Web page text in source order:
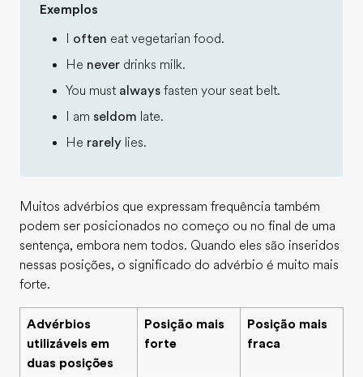
Exemplos
often eat vegetarian food.
He never drinks milk.
You must always fasten your seat belt.
I am seldom late.
He rarely lies.
Muitos advérbios que expressam frequência também
podem ser posicionados no começo ou no final de uma
sentença, embora nem todos. Quando eles são inseridos
nessas posições, o significado do advérbio é muito mais
forte.
Advérbios
utilizáveis em
duas posições
Posição mais
forte
Posição mais
fraca